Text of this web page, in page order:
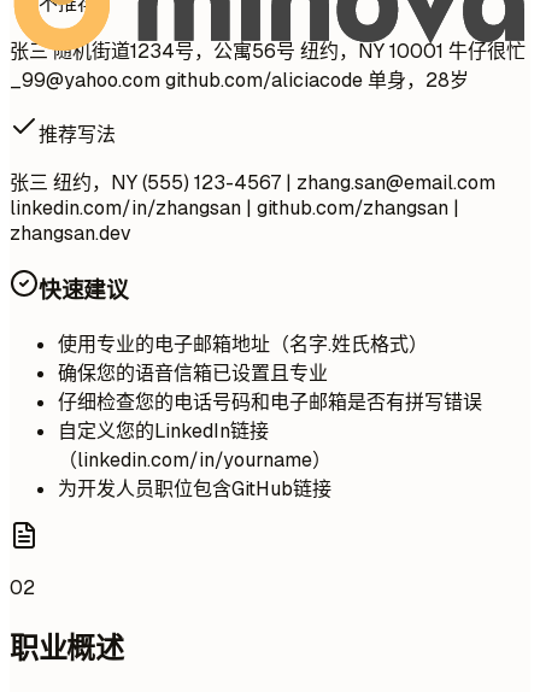
张三 随机街道1234号，公寓56号 纽约，NY 10001 牛仔很忙
_99@yahoo.comgithub.com/aliciacode 单身，28岁
推荐写法
张三 纽约，NY (555) 123-4567 | zhang.san@email.com
linkedin.com/in/zhangsan | github.com/zhangsan |
zhangsan.dev
快速建议
使用专业的电子邮箱地址（名字.姓氏格式）
确保您的语音信箱已设置且专业
仔细检查您的电话号码和电子邮箱是否有拼写错误
自定义您的LinkedIn链接
（linkedin.com/in/yourname）
为开发人员职位包含GitHub链接
02
职业概述